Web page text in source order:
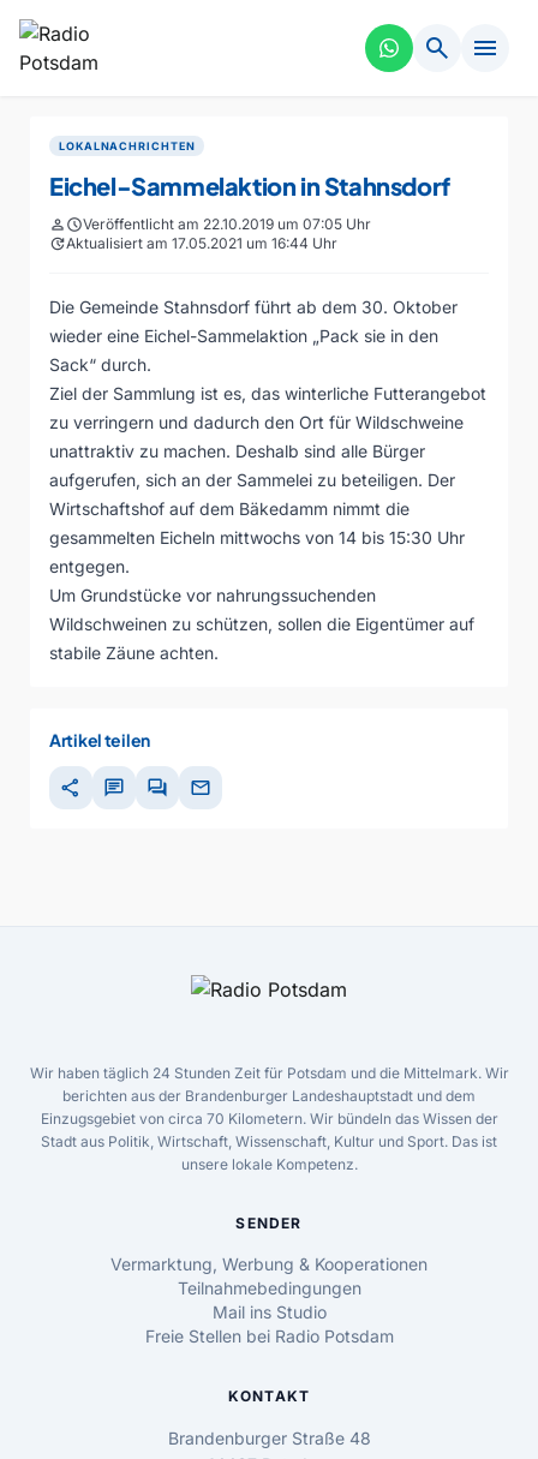
search menu
LOKALNACHRICHTEN
Eichel-Sammelaktion in Stahnsdorf
personscheduleVeröffentlicht am 22.10.2019 um 07:05 Uhr
updateAktualisiert am 17.05.2021 um 16:44 Uhr
Die Gemeinde Stahnsdorf führt ab dem 30. Oktober
wieder eine Eichel-Sammelaktion „Pack sie in den
Sack“ durch.
Ziel der Sammlung ist es, das winterliche Futterangebot
zu verringern und dadurch den Ort für Wildschweine
unattraktiv zu machen. Deshalb sind alle Bürger
aufgerufen, sich an der Sammelei zu beteiligen. Der
Wirtschaftshof auf dem Bäkedamm nimmt die
gesammelten Eicheln mittwochs von 14 bis 15:30 Uhr
entgegen.
Um Grundstücke vor nahrungssuchenden
Wildschweinen zu schützen, sollen die Eigentümer auf
stabile Zäune achten.
Artikel teilen
share chat forum mail
Wir haben täglich 24 Stunden Zeit für Potsdam und die Mittelmark. Wir
berichten aus der Brandenburger Landeshauptstadt und dem
Einzugsgebiet von circa 70 Kilometern. Wir bündeln das Wissen der
Stadt aus Politik, Wirtschaft, Wissenschaft, Kultur und Sport. Das ist
unsere lokale Kompetenz.
SENDER
Vermarktung, Werbung & Kooperationen
Teilnahmebedingungen
Mail ins Studio
Freie Stellen bei Radio Potsdam
KONTAKT
Brandenburger Straße 48